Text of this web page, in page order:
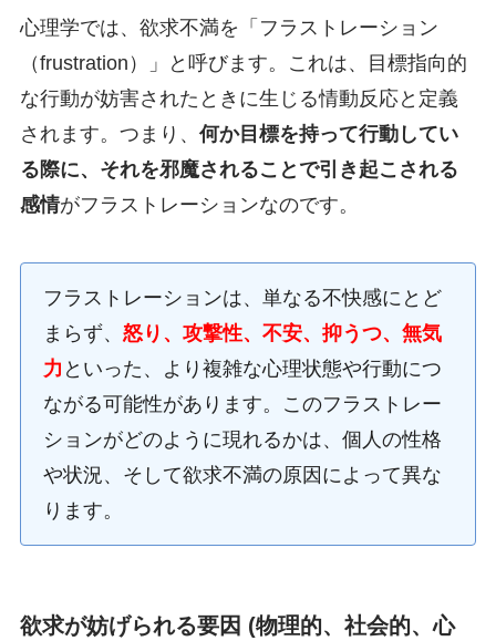
心理学では、欲求不満を「フラストレーション
（frustration）」と呼びます。これは、目標指向的
な行動が妨害されたときに生じる情動反応と定義
されます。つまり、 何か目標を持って行動してい
る際に、それを邪魔されることで引き起こされる
感情がフラストレーションなのです。
フラストレーションは、単なる不快感にとど
まらず、 怒り、攻撃性、不安、抑うつ、無気
力 といった、より複雑な心理状態や行動につ
ながる可能性があります。このフラストレー
ションがどのように現れるかは、個人の性格
や状況、そして欲求不満の原因によって異な
ります。
欲求が妨げられる要因 (物理的、社会的、心